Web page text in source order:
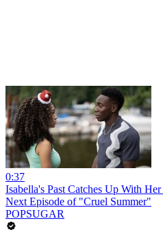
0:37
Isabella's Past Catches Up With
Next Episode of "Cruel Summer"
POPSUGAR